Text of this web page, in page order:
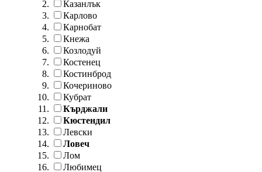
Казанлък
Карлово
Карнобат
Кнежа
Козлодуй
Костенец
Костинброд
Кочериново
Кубрат
Кърджали
Кюстендил
Левски
Ловеч
Лом
Любимец